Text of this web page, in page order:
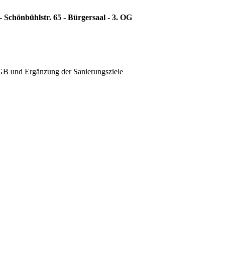
65 - Bürgersaal - 3. OG
und Ergänzung der Sanierungsziele